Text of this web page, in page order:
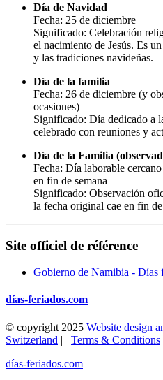
Día de Navidad
Fecha: 25 de diciembre
Significado: Celebración
el nacimiento de Jesús. Es
y las tradiciones navideñas.
Día de la familia
Fecha: 26 de diciembre (y
ocasiones)
Significado: Día dedicado a
celebrado con reuniones y
Día de la Familia
Fecha: Día laborable
en fin de semana
Significado: Observación
la fecha original cae en fin de
Site officiel de référence
Gobierno de Namibia - Días
días-feriados.com
© copyright 2025 Website design
Switzerland | Terms & Conditions
días-feriados.com